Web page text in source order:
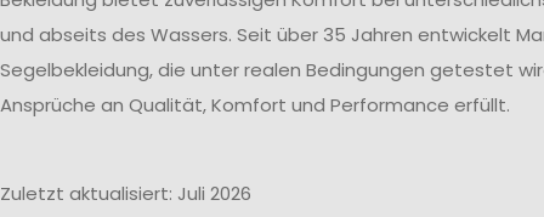
und abseits des Wassers. Seit über 35 Jahren entwickelt
Segelbekleidung, die unter realen Bedingungen getestet
Ansprüche an Qualität, Komfort und Performance erfüllt.
Zuletzt aktualisiert: Juli 2026